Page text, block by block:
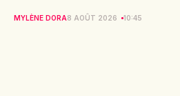
MYLÈNE DORA8 AOÛT 2026 10:45